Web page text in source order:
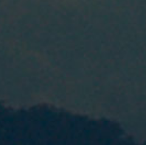
Tiene ganas de ir de compras en